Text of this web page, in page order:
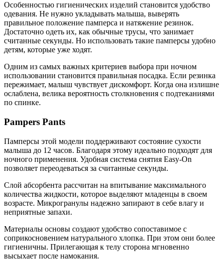
Особенностью гигиенических изделий становится удобство
одевания. Не нужно укладывать малыша, выверять
правильное положение памперса и натяжение резинок.
Достаточно одеть их, как обычные трусы, что занимает
считанные секунды. Но использовать такие памперсы удобно
детям, которые уже ходят.
Одним из самых важных критериев выбора при ночном
использовании становится правильная посадка. Если резинка
пережимает, малыш чувствует дискомфорт. Когда она излишне
ослаблена, велика вероятность столкновения с подтеканиями
по спинке.
Pampers Pants
Памперсы этой модели поддерживают состояние сухости
малыша до 12 часов. Благодаря этому идеально подходят для
ночного применения. Удобная система снятия Easy-On
позволяет переодеваться за считанные секунды.
Слой абсорбента рассчитан на впитывание максимального
количества жидкости, которое выделяют младенцы в своем
возрасте. Микрогранулы надежно запирают в себе влагу и
неприятные запахи.
Материалы основы создают удобство сопоставимое с
соприкосновением натурального хлопка. При этом они более
гигиеничны. Прилегающая к телу сторона мгновенно
высыхает после намокания.